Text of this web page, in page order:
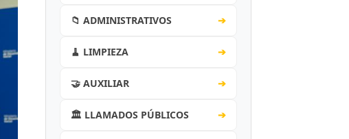
📁 ADMINISTRATIVOS ➔
🧹 LIMPIEZA ➔
🤝 AUXILIAR ➔
🏛️ LLAMADOS PÚBLICOS ➔